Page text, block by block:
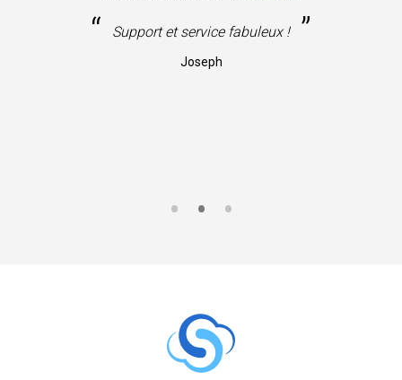
“ Support et service fabuleux ! ”
Joseph